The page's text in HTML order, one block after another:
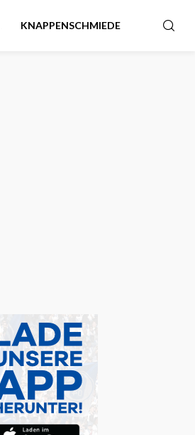
KNAPPENSCHMIEDE